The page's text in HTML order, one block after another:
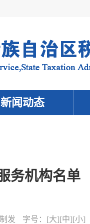
新闻动态
务机构名单
发 字号： [大][中][小]